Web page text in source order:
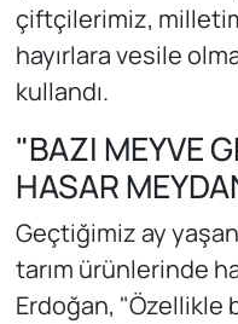
çiftçilerimiz,
hayırlara vesile
kullandı.
"BAZI MEYVE
HASAR
Geçtiğimiz ay
tarım ürünlerinde
Erdoğan, "Özellikle